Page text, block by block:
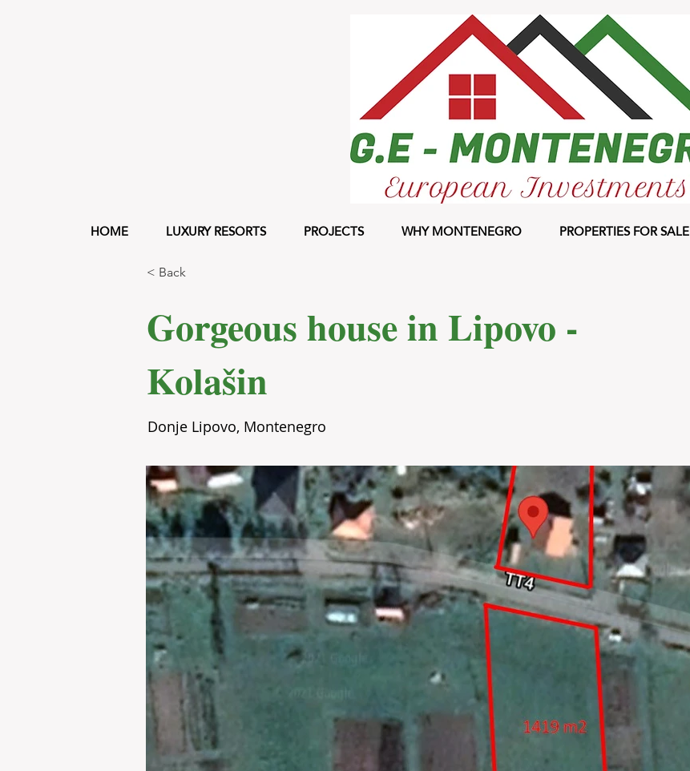
HOME LUXURY RESORTS PROJECTS WHY MONTENEGRO PROPERTIES FOR SALE
< Back
Gorgeous house in Lipovo -
Kolašin
Donje Lipovo, Montenegro